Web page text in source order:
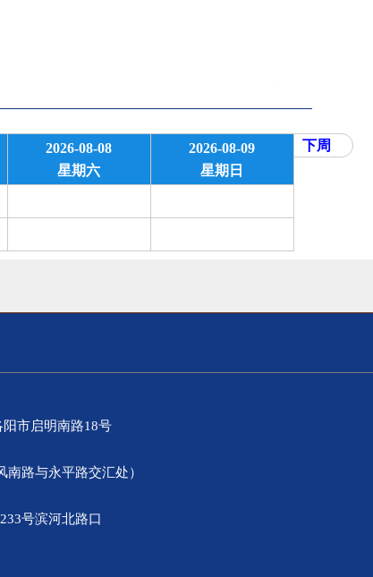
2026-08-08
星期六
2026-08-09
星期日
下周
市启明南路18号
路与永平路交汇处）
号滨河北路口